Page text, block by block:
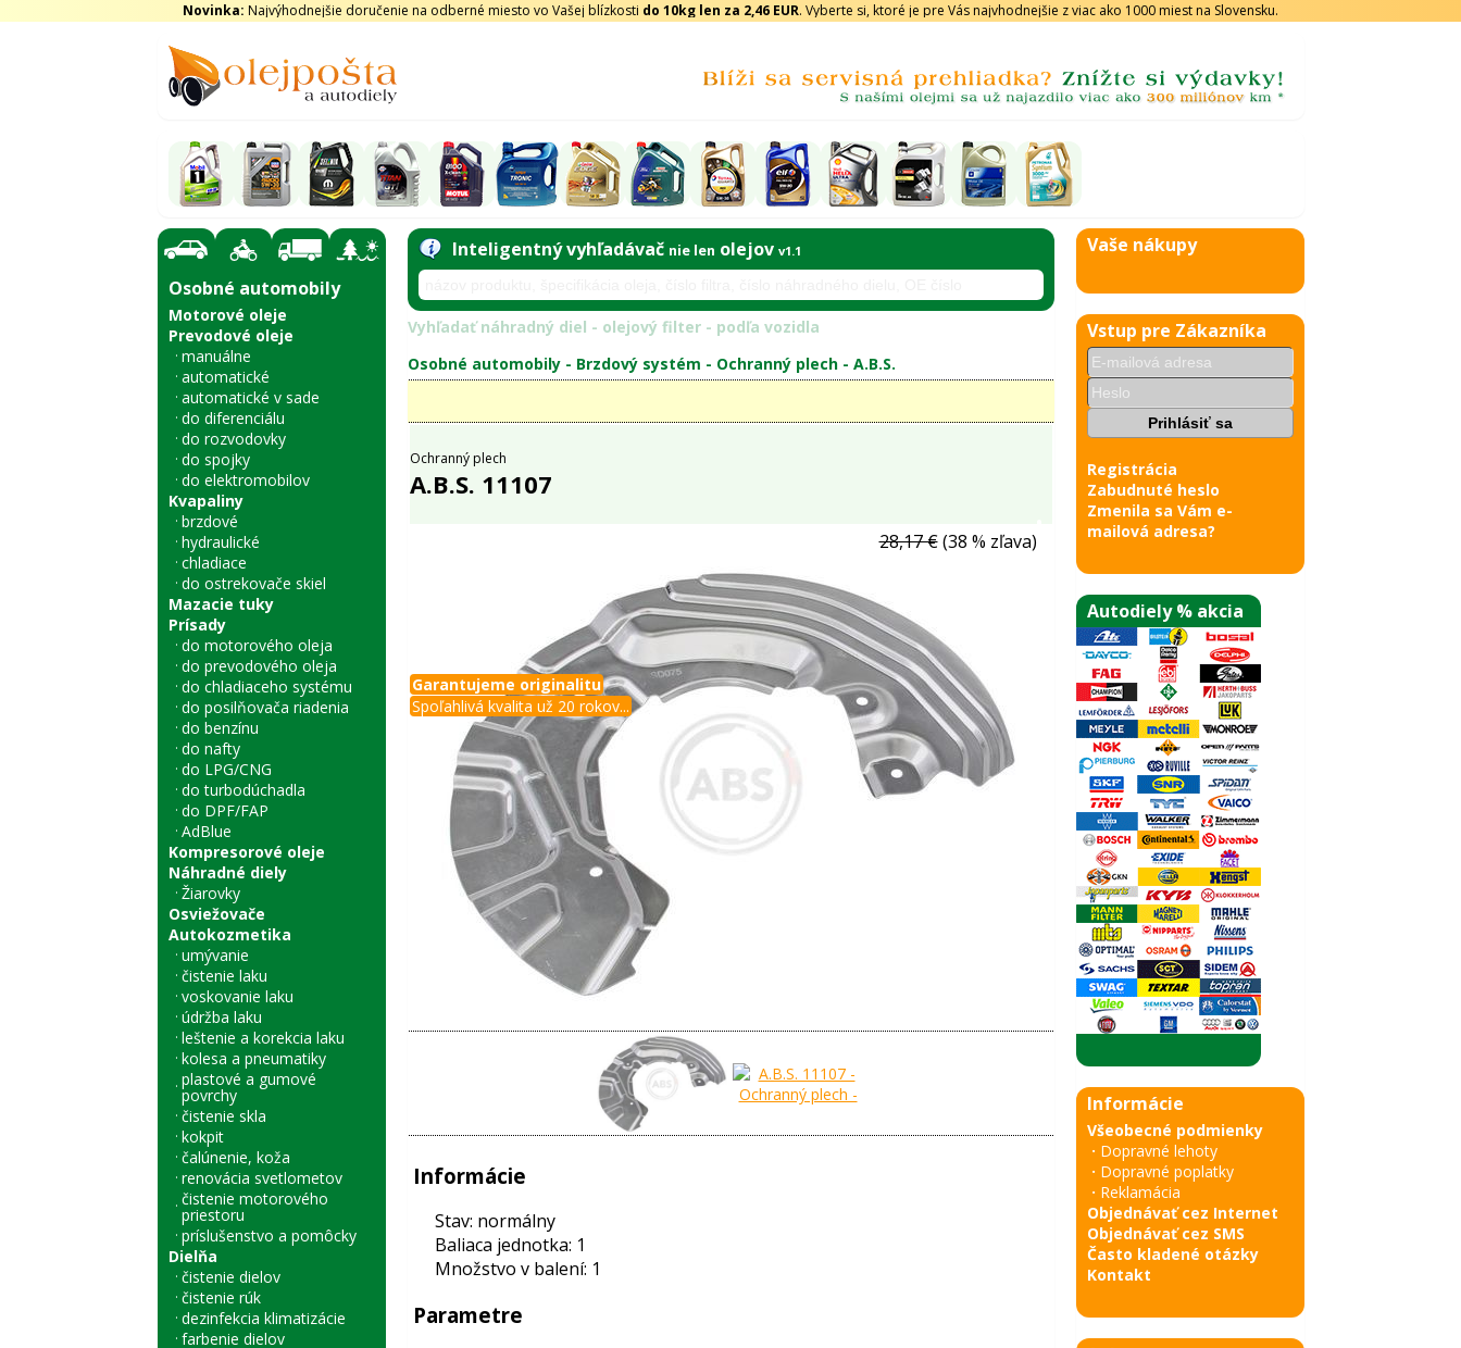
Novinka: Najvýhodnejšie doručenie na odberné miesto vo Vašej blízkosti do 10kg len za 2,46 EUR. Vyberte si, ktoré je pre Vás najvhodnejšie z viac ako 1000 miest na Slovensku.
Osobné automobily
Motorové oleje
Prevodové oleje
manuálne
automatické
automatické v sade
do diferenciálu
do rozvodovky
do spojky
do elektromobilov
Kvapaliny
brzdové
hydraulické
chladiace
do ostrekovače skiel
Mazacie tuky
Prísady
do motorového oleja
do prevodového oleja
do chladiaceho systému
do posilňovača riadenia
do benzínu
do nafty
do LPG/CNG
do turbodúchadla
do DPF/FAP
AdBlue
Kompresorové oleje
Náhradné diely
Žiarovky
Osviežovače
Autokozmetika
umývanie
čistenie laku
voskovanie laku
údržba laku
leštenie a korekcia laku
kolesa a pneumatiky
plastové a gumové
povrchy
čistenie skla
kokpit
čalúnenie, koža
renovácia svetlometov
čistenie motorového
priestoru
príslušenstvo a pomôcky
Dielňa
čistenie dielov
čistenie rúk
dezinfekcia klimatizácie
farbenie dielov
Inteligentný vyhľadávač nie len olejov v1.1
Vyhľadať náhradný diel - olejový filter - podľa vozidla
Osobné automobily - Brzdový systém - Ochranný plech- A.B.S.
Ochranný plech
A.B.S. 11107
28,17 €(38 % zľava)
Garantujeme originalitu
Spoľahlivá kvalita už 20 rokov...
Informácie
Stav: normálny
Baliaca jednotka: 1
Množstvo v balení: 1
Parametre
Vaše nákupy
Vstup pre Zákazníka
Registrácia
Zabudnuté heslo
Zmenila sa Vám e-
mailová adresa?
Autodiely % akcia
Informácie
Všeobecné podmienky
· Dopravné lehoty
· Dopravné poplatky
· Reklamácia
Objednávať cez Internet
Objednávať cez SMS
Často kladené otázky
Kontakt